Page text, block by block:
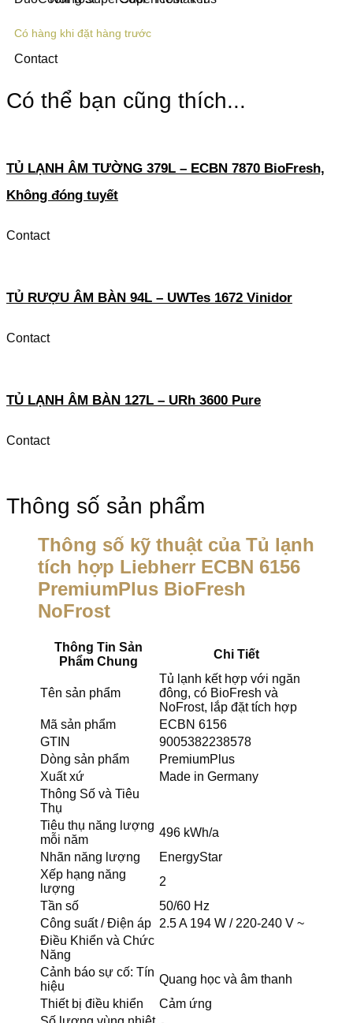
Có hàng khi đặt hàng trước
Contact
Có thể bạn cũng thích...
TỦ LẠNH ÂM TƯỜNG 379L – ECBN 7870 BioFresh,
Không đóng tuyết
Contact
TỦ RƯỢU ÂM BÀN 94L – UWTes 1672 Vinidor
Contact
TỦ LẠNH ÂM BÀN 127L – URh 3600 Pure
Contact
Thông số sản phẩm
Thông số kỹ thuật của Tủ lạnh
tích hợp Liebherr ECBN 6156
PremiumPlus BioFresh
NoFrost
Thông Tin Sản
Phẩm Chung
Chi Tiết
Tên sản phẩm
Tủ lạnh kết hợp với ngăn
đông, có BioFresh và
NoFrost, lắp đặt tích hợp
Mã sản phẩm
ECBN 6156
GTIN
9005382238578
Dòng sản phẩm
PremiumPlus
Xuất xứ
Made in Germany
Thông Số và Tiêu
Thụ
Tiêu thụ năng lượng
mỗi năm
496 kWh/a
Nhãn năng lượng
EnergyStar
Xếp hạng năng
lượng
2
Tần số
50/60 Hz
Công suất / Điện áp
2.5 A 194 W / 220-240 V ~
Điều Khiển và Chức
Năng
Cảnh báo sự cố: Tín
hiệu
Quang học và âm thanh
Thiết bị điều khiển
Cảm ứng